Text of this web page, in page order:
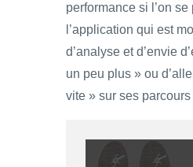
performance si l’on
l’application qui est
d’analyse et d’envie
un peu plus » ou
vite » sur ses